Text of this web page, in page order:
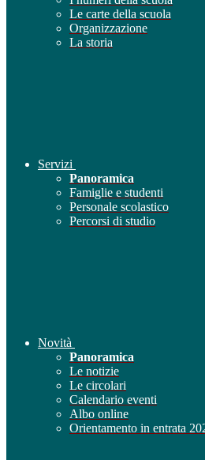
Le carte della scuola
Organizzazione
La storia
Servizi
Panoramica
Famiglie e studenti
Personale scolastico
Percorsi di studio
Novità
Panoramica
Le notizie
Le circolari
Calendario eventi
Albo online
Orientamento in entrata